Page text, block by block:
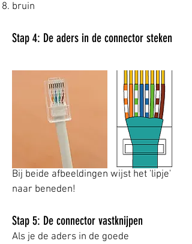
bruin
Stap 4: De aders in de connector steken
​Bij beide afbeeldingen wijst het 'lipje'
naar beneden!
Stap 5: De connector vastknijpen
​Als je de aders in de goede